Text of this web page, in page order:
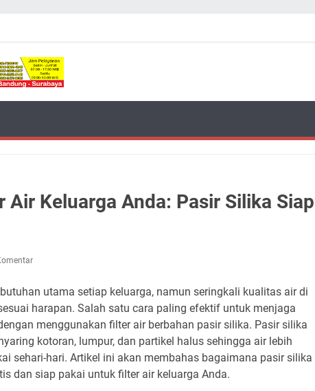
Air Keluarga Anda: Pasir Silika Siap
utama setiap keluarga, namun seringkali kualitas air di
harapan. Salah satu cara paling efektif untuk menjaga
menggunakan filter air berbahan pasir silika. Pasir silika
kotoran, lumpur, dan partikel halus sehingga air lebih
sehari-hari. Artikel ini akan membahas bagaimana pasir silika
dan siap pakai untuk filter air keluarga Anda.